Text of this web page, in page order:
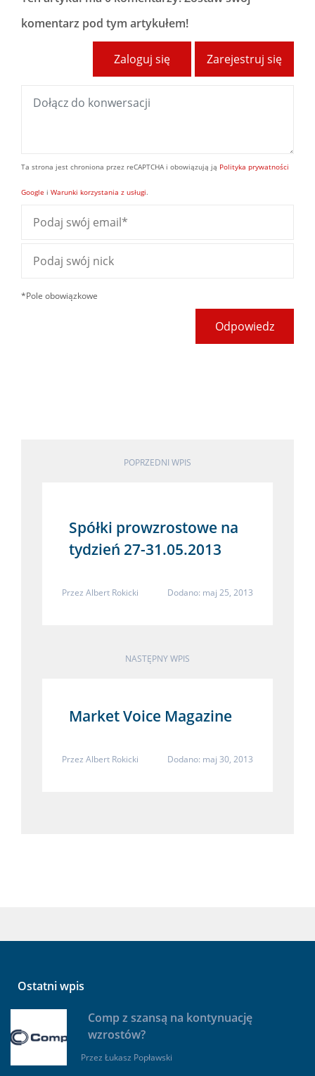
komentarz pod tym artykułem!
Zarejestruj się
Zaloguj się
Ta strona jest chroniona przez reCAPTCHA i obowiązują ją Polityka prywatności
Google i Warunki korzystania z usługi.
*Pole obowiązkowe
Odpowiedz
POPRZEDNI WPIS
Spółki prowzrostowe na
tydzień 27-31.05.2013
Przez Albert Rokicki Dodano: maj 25, 2013
NASTĘPNY WPIS
Market Voice Magazine
Przez Albert Rokicki Dodano: maj 30, 2013
Ostatni wpis
Comp z szansą na kontynuację
wzrostów?
Przez Łukasz Popławski